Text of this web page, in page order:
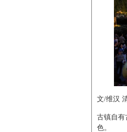
文/维汉
古镇自有
色。